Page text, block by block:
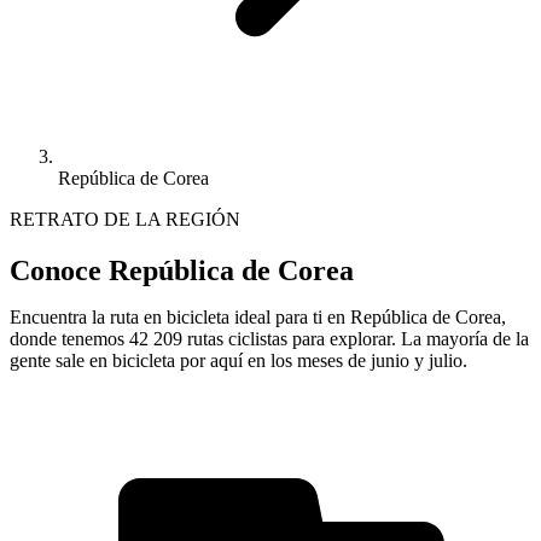
República de Corea
RETRATO DE LA REGIÓN
Conoce República de Corea
Encuentra la ruta en bicicleta ideal para ti en República de Corea,
donde tenemos 42 209 rutas ciclistas para explorar. La mayoría de la
gente sale en bicicleta por aquí en los meses de junio y julio.